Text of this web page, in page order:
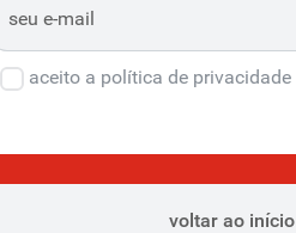
aceito a política de privacidade
voltar ao início